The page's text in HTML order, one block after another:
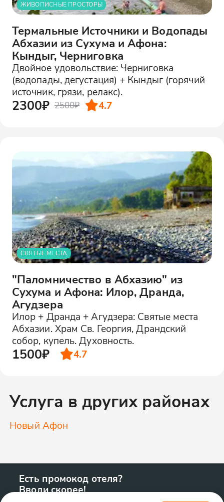
ЖИВОПИСНЫЕ ПРОСТОРЫ
Термальные Источники и Водопады
Абхазии из Сухума и Афона:
Кындыг, Черниговка
Двойное удовольствие: Черниговка
(водопады, дегустация) + Кындыг (горячий
источник, грязи, релакс).
2300₽ 2500₽ 4.7
СВЯТЫЕ МЕСТА
"Паломничество в Абхазию" из
Сухума и Афона: Илор, Дранда,
Агудзера
Илор + Дранда + Агудзера: Святые места
Абхазии. Храм Св. Георгия, Драндский
собор, купель. Духовность.
1500₽ 4.7
Услуга в других районах
Новый Афон
Есть промокод отеля?
Вводи скорее!